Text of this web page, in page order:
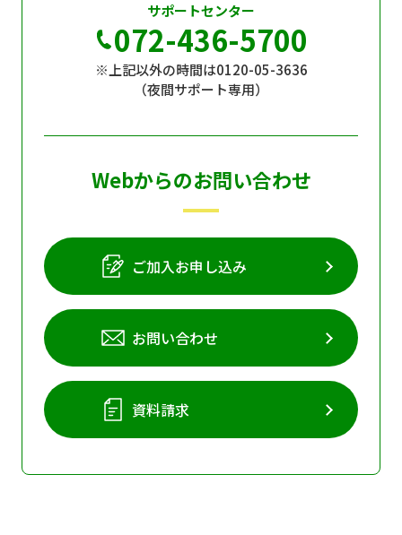
サポートセンター
072-436-5700
※上記以外の時間は0120-05-3636
（夜間サポート専用）
Webからのお問い合わせ
ご加入お申し込み
お問い合わせ
資料請求